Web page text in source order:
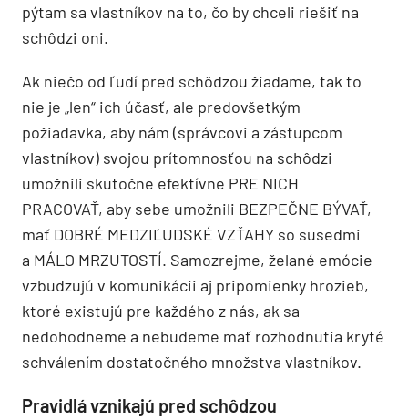
pýtam sa vlastníkov na to, čo by chceli riešiť na
schôdzi oni.
Ak niečo od ľudí pred schôdzou žiadame, tak to
nie je „len“ ich účasť, ale predovšetkým
požiadavka, aby nám (správcovi a zástupcom
vlastníkov) svojou prítomnosťou na schôdzi
umožnili skutočne efektívne PRE NICH
PRACOVAŤ, aby sebe umožnili BEZPEČNE BÝVAŤ,
mať DOBRÉ MEDZIĽUDSKÉ VZŤAHY so susedmi
a MÁLO MRZUTOSTÍ. Samozrejme, želané emócie
vzbudzujú v komunikácii aj pripomienky hrozieb,
ktoré existujú pre každého z nás, ak sa
nedohodneme a nebudeme mať rozhodnutia kryté
schválením dostatočného množstva vlastníkov.
Pravidlá vznikajú pred schôdzou